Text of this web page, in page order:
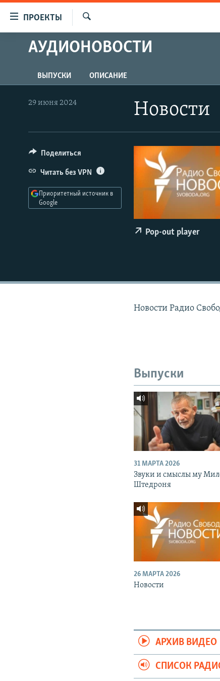
упрощенного
доступа
Вернуться
к
основному
главной
Вернутся
ПРОЕКТЫ
ПРОГРАММЫ
АВТОРСКИЕ ПРОЕКТЫ
ЦИТАТЫ СВОБОДЫ
IDEL.РЕАЛИИ
КАВКАЗ.РЕАЛИИ
СЕВЕР.РЕАЛИИ
СИБИРЬ.РЕАЛИИ
АУДИОНОВОСТИ
ВЫПУСКИ ОПИСАНИЕ
Новости
29 июня 2024
Pop-out player
Поделиться
Читать без VPN
Приоритетный источник в
Google
Новости Радио
Выпуски
31 МАРТА 2026
Звуки и смыслы му
Штедроня
26 МАРТА 2026
Новости
АРХИВ ВИДЕО
СПИСОК